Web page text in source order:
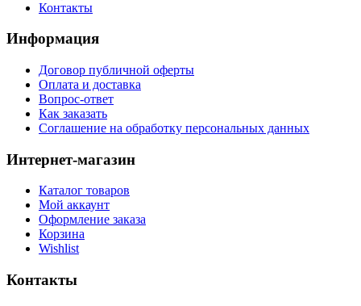
Контакты
Информация
Договор публичной оферты
Оплата и доставка
Вопрос-ответ
Как заказать
Соглашение на обработку персональных данных
Интернет-магазин
Каталог товаров
Мой аккаунт
Оформление заказа
Корзина
Wishlist
Контакты